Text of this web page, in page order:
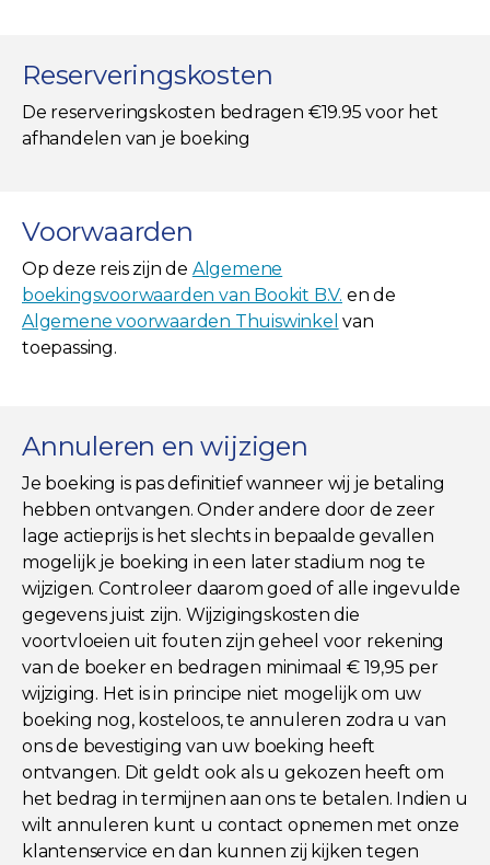
Reserveringskosten
De reserveringskosten bedragen €19.95 voor het
afhandelen van je boeking
Voorwaarden
Op deze reis zijn de Algemene
boekingsvoorwaarden van Bookit B.V. en de
Algemene voorwaarden Thuiswinkel van
toepassing.
Annuleren en wijzigen
Je boeking is pas definitief wanneer wij je betaling
hebben ontvangen. Onder andere door de zeer
lage actieprijs is het slechts in bepaalde gevallen
mogelijk je boeking in een later stadium nog te
wijzigen. Controleer daarom goed of alle ingevulde
gegevens juist zijn. Wijzigingskosten die
voortvloeien uit fouten zijn geheel voor rekening
van de boeker en bedragen minimaal € 19,95 per
wijziging. Het is in principe niet mogelijk om uw
boeking nog, kosteloos, te annuleren zodra u van
ons de bevestiging van uw boeking heeft
ontvangen. Dit geldt ook als u gekozen heeft om
het bedrag in termijnen aan ons te betalen. Indien u
wilt annuleren kunt u contact opnemen met onze
klantenservice en dan kunnen zij kijken tegen